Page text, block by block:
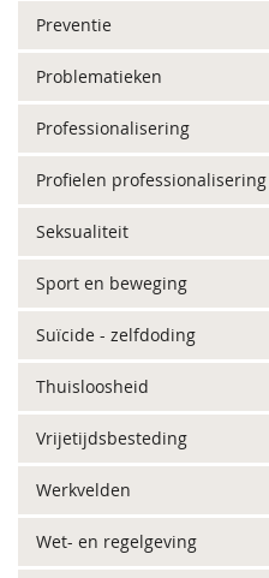
Preventie
Problematieken
Professionalisering
Profielen professionalisering
Seksualiteit
Sport en beweging
Suïcide - zelfdoding
Thuisloosheid
Vrijetijdsbesteding
Werkvelden
Wet- en regelgeving